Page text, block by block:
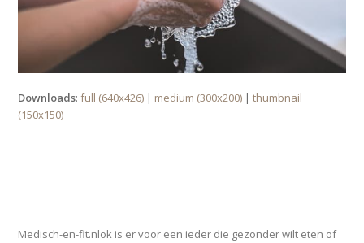
Downloads:full (640x426) | medium (300x200) |thumbnail
(150x150)
Medisch-en-fit.nlok is er voor een ieder die gezonder wilt eten of